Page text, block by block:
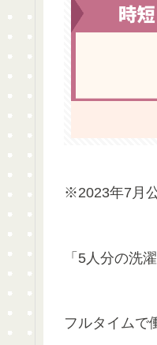
※2023年7月
「5人分の洗
フルタイムで